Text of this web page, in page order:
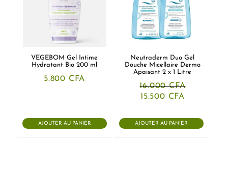
VEGEBOM Gel Intime
Hydratant Bio 200 ml
5.800 CFA
AJOUTER AU PANIER
Neutraderm Duo Gel
Douche Micellaire Dermo
Apaisant 2 x 1 Litre
16.000CFA
Le
était :
16.000 CFA.
15.500 CFA
est :
15.500
AJOUTER AU PANIER